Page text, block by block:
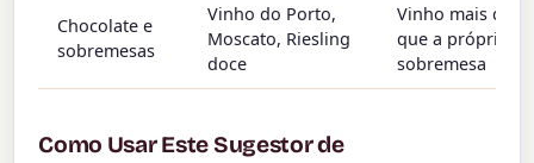
Chocolate e
sobremesas
Vinho do Porto,
Moscato, Riesling
doce
Vinho mais
que a própria
sobremesa
Como Usar Este Sugestor de